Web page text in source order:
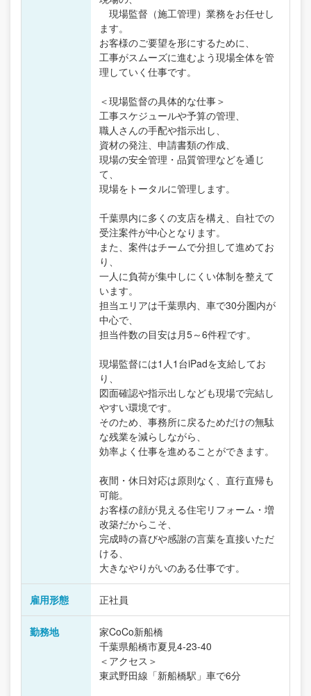
現場監督（施工管理）業務をお任せし
ます。
お客様のご要望を形にするために、
工事がスムーズに進むよう現場全体を管
理していく仕事です。
＜現場監督の具体的な仕事＞
工事スケジュールや予算の管理、
職人さんの手配や指示出し、
資材の発注、申請書類の作成、
現場の安全管理・品質管理などを通じ
て、
現場をトータルに管理します。
千葉県内に多くの支店を構え、自社での
受注案件が中心となります。
また、案件はチームで分担して進めてお
り、
一人に負荷が集中しにくい体制を整えて
います。
担当エリアは千葉県内、車で30分圏内が
中心で、
担当件数の目安は月5～6件程です。
現場監督には1人1台iPadを支給してお
り、
図面確認や指示出しなども現場で完結し
やすい環境です。
そのため、事務所に戻るためだけの無駄
な残業を減らしながら、
効率よく仕事を進めることができます。
夜間・休日対応は原則なく、直行直帰も
可能。
お客様の顔が見える住宅リフォーム・増
改築だからこそ、
完成時の喜びや感謝の言葉を直接いただ
ける、
大きなやりがいのある仕事です。
雇用形態 正社員
勤務地
家CoCo新船橋
千葉県船橋市夏見4-23-40
＜アクセス＞
東武野田線「新船橋駅」車で6分